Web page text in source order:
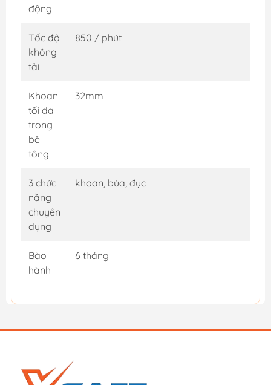
động
Tốc độ
không
tải
850 / phút
Khoan
tối đa
trong
bê
tông
32mm
3 chức
năng
chuyên
dụng
khoan, búa, đục
Bảo
hành
6 tháng